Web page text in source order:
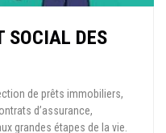
SOCIAL DES
de prêts immobiliers,
d’assurance,
grandes étapes de la vie.